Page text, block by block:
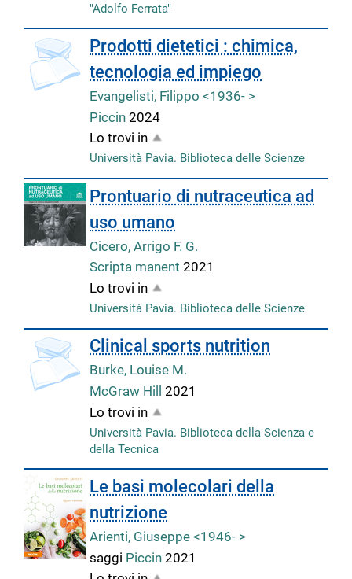
"Adolfo Ferrata"
Prodotti dietetici : chimica,
tecnologia ed impiego
Evangelisti, Filippo <1936- >
Piccin2024
Lo trovi in
Università Pavia. Biblioteca delle Scienze
Prontuario di nutraceutica ad
uso umano
Cicero, Arrigo F. G.
Scripta manent2021
Lo trovi in
Università Pavia. Biblioteca delle Scienze
Clinical sports nutrition
Burke, Louise M.
McGraw Hill2021
Lo trovi in
Università Pavia. Biblioteca della Scienza e
della Tecnica
Le basi molecolari della
nutrizione
Arienti, Giuseppe <1946- >
saggi Piccin2021